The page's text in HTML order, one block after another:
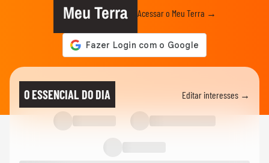
Primeira Turma do STF fixa pena de
Eduardo Bolsonaro por coação em...
Primeira Turma do STF condena por
unanimidade Eduardo Bolsonaro...
Desembargador aponta uso de IA após
advogado apresentar...
Meu Terra Acessar o Meu Terra →
O ESSENCIAL DO DIA Editar interesses →